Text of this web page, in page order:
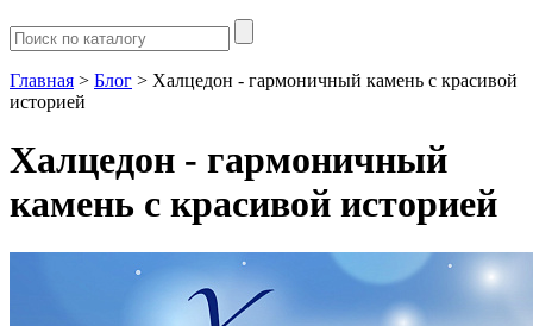
Главная > Блог > Халцедон - гармоничный камень с красивой
историей
Халцедон - гармоничный
камень с красивой историей